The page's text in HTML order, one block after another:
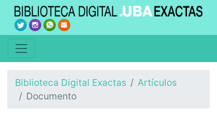
Biblioteca Digital Exactas
Artículos
Documento